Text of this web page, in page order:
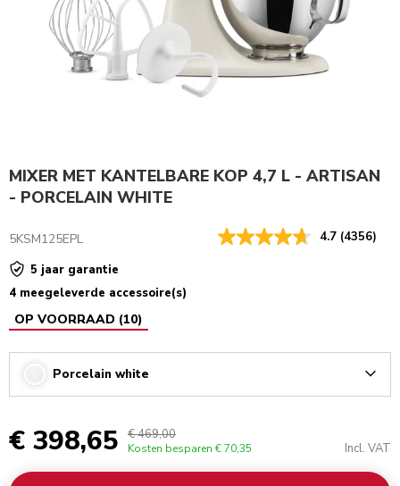
MIXER MET KANTELBARE KOP 4,7 L - ARTISAN
- PORCELAIN WHITE
5KSM125EPL 4.7 (4356)
5 jaar garantie
4 meegeleverde accessoire(s)
OP VOORRAAD (10)
Porcelain white
€ 398,65 € 469,00
Kosten besparen € 70,35 Incl. VAT